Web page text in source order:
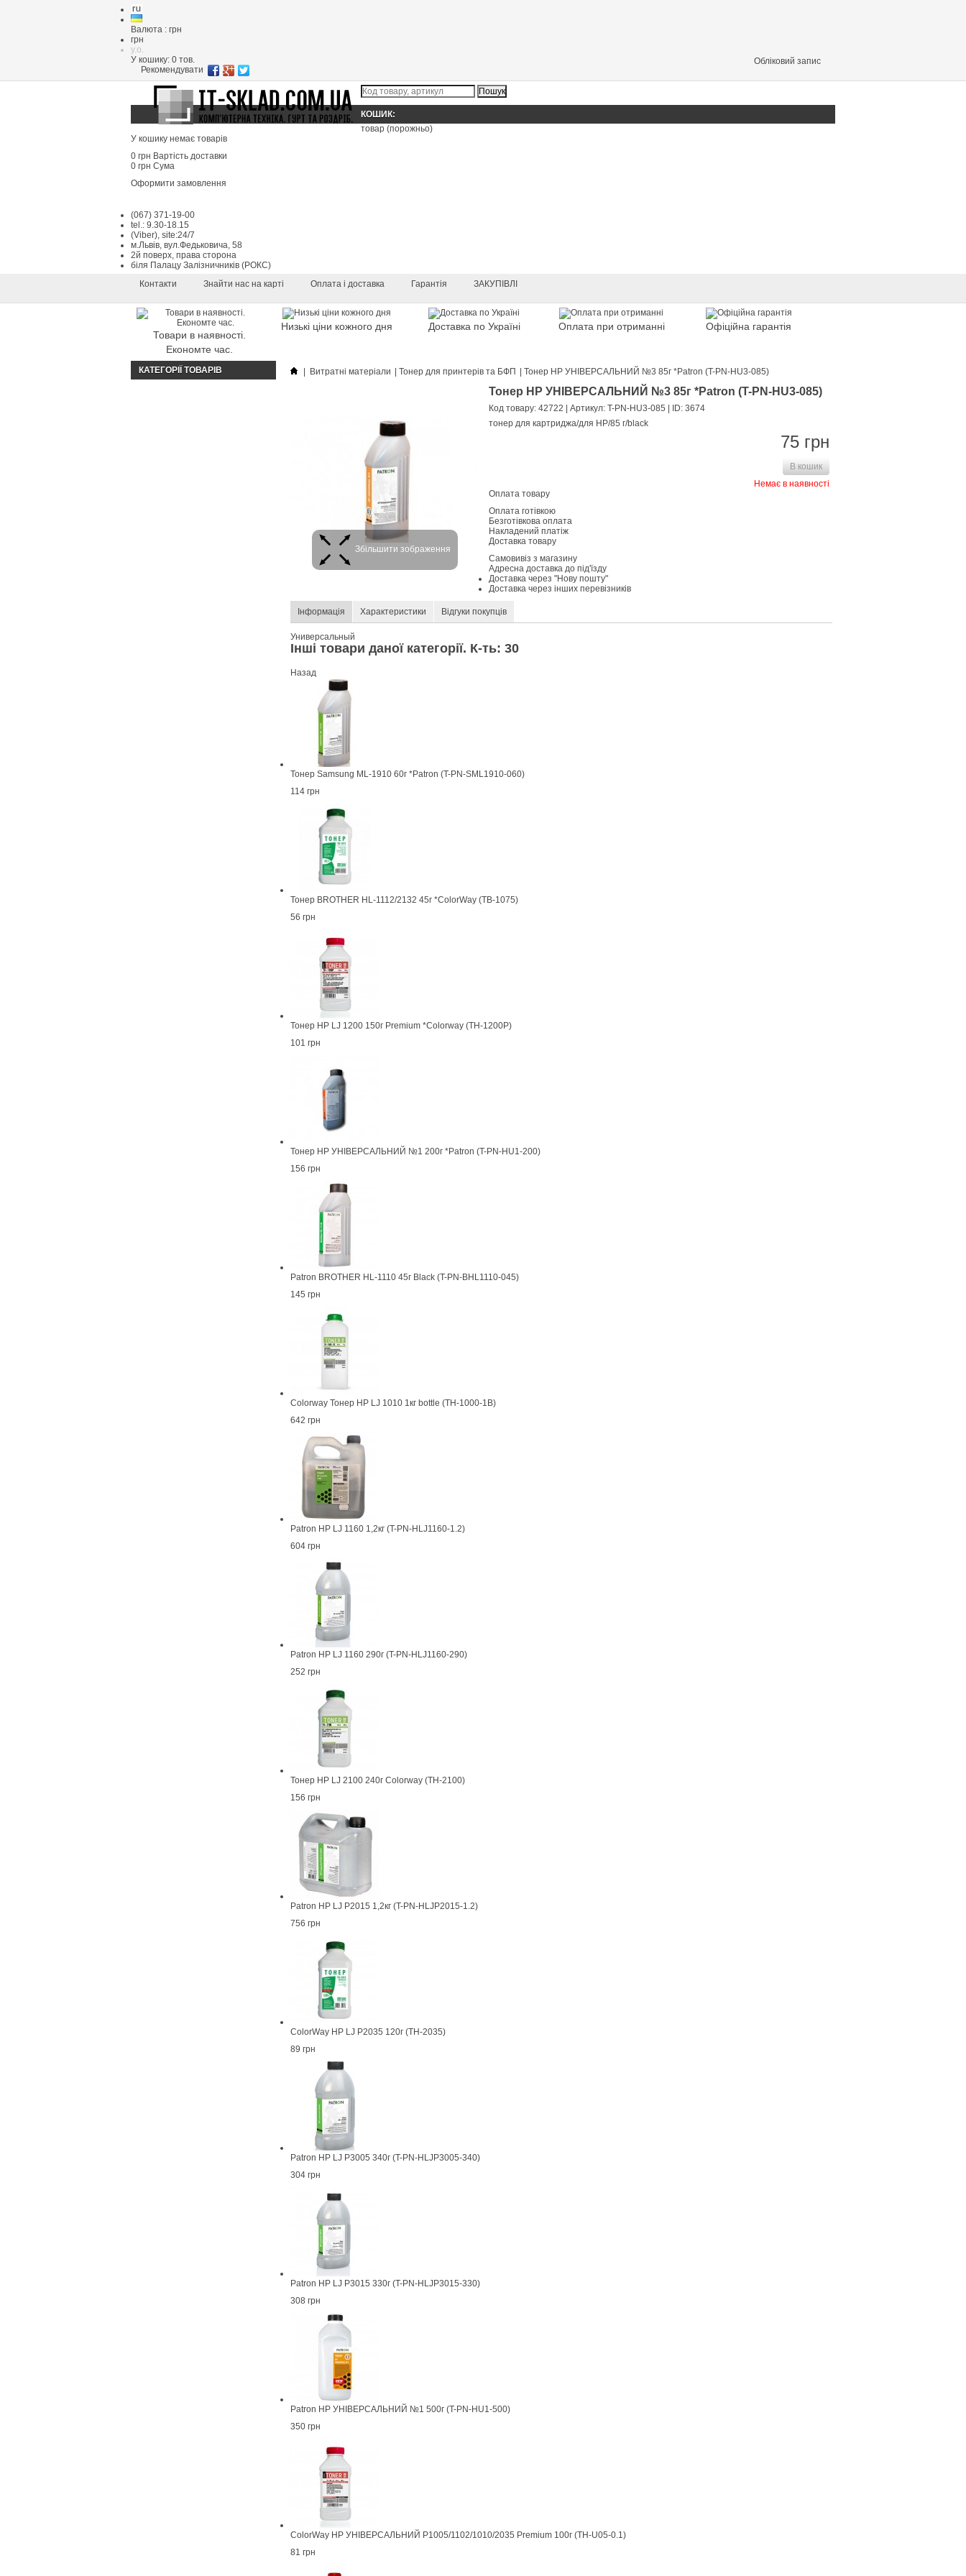
Валюта : грн
грн
y.o.
Обліковий запис
У кошику: 0 тов.
Рекомендувати
КОШИК:
товар (порожньо)
У кошику немає товарів
0 грн Вартість доставки
0 грн Сума
Оформити замовлення
(067) 371-19-00
tel.: 9.30-18.15
(Viber), site:24/7
м.Львів, вул.Федьковича, 58
2й поверх, права сторона
біля Палацу Залізничників (РОКС)
Контакти
Знайти нас на карті Оплата і доставка Гарантія ЗАКУПІВЛІ
Товари в наявності.
Економте час.
Низькі ціни кожного дня Доставка по Україні Оплата при отриманні Офіційна гарантія
КАТЕГОРІЇ ТОВАРІВ Витратні матеріали Тонер для принтерів та БФП Тонер HP УНІВЕРСАЛЬНИЙ №3 85г *Patron (T-PN-HU3-085)
Збільшити зображення
Тонер HP УНІВЕРСАЛЬНИЙ №3 85г *Patron (T-PN-HU3-085)
Код товару: 42722 | Артикул: T-PN-HU3-085
| ID: 3674
тонер для картриджа/для HP/85 г/black
75 грн
В кошик
Немає в наявності
Оплата товару
Оплата готівкою
Безготівкова оплата
Накладений платіж
Доставка товару
Самовивіз з магазину
Адресна доставка до під'їзду
Доставка через "Нову пошту"
Доставка через інших перевізників
Інформація Характеристики Відгуки покупців
Универсальный
Інші товари даної категорії. К-ть: 30
Назад
Тонер Samsung ML-1910 60г *Patron (T-PN-SML1910-060)
114 грн
Тонер BROTHER HL-1112/2132 45г *ColorWay (TB-1075)
56 грн
Тонер HP LJ 1200 150г Premium *Colorway (TH-1200P)
101 грн
Тонер HP УНІВЕРСАЛЬНИЙ №1 200г *Patron (T-PN-HU1-200)
156 грн
Patron BROTHER HL-1110 45г Black (T-PN-BHL1110-045)
145 грн
Colorway Тонер HP LJ 1010 1кг bottle (TH-1000-1B)
642 грн
Patron HP LJ 1160 1,2кг (T-PN-HLJ1160-1.2)
604 грн
Patron HP LJ 1160 290г (T-PN-HLJ1160-290)
252 грн
Тонер HP LJ 2100 240г Colorway (TH-2100)
156 грн
Patron HP LJ P2015 1,2кг (T-PN-HLJP2015-1.2)
756 грн
ColorWay HP LJ P2035 120г (TH-2035)
89 грн
Patron HP LJ P3005 340г (T-PN-HLJP3005-340)
304 грн
Patron HP LJ P3015 330г (T-PN-HLJP3015-330)
308 грн
Patron HP УНІВЕРСАЛЬНИЙ №1 500г (T-PN-HU1-500)
350 грн
ColorWay HP УНІВЕРСАЛЬНИЙ P1005/1102/1010/2035 Premium 100г (TH-U05-0.1)
81 грн